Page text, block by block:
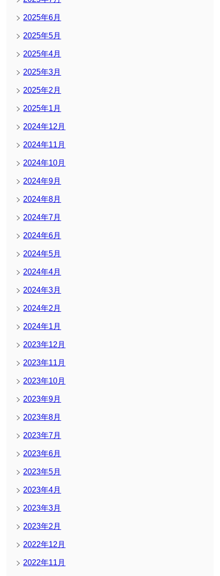
2025年6月
2025年5月
2025年4月
2025年3月
2025年2月
2025年1月
2024年12月
2024年11月
2024年10月
2024年9月
2024年8月
2024年7月
2024年6月
2024年5月
2024年4月
2024年3月
2024年2月
2024年1月
2023年12月
2023年11月
2023年10月
2023年9月
2023年8月
2023年7月
2023年6月
2023年5月
2023年4月
2023年3月
2023年2月
2022年12月
2022年11月